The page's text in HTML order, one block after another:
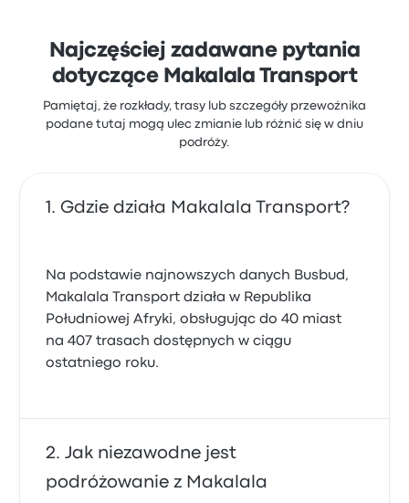
Najczęściej zadawane pytania
dotyczące Makalala Transport
Pamiętaj, że rozkłady, trasy lub szczegóły przewoźnika
podane tutaj mogą ulec zmianie lub różnić się w dniu
podróży.
Gdzie działa Makalala Transport?
Na podstawie najnowszych danych Busbud,
Makalala Transport działa w Republika
Południowej Afryki, obsługując do 40 miast
na 407 trasach dostępnych w ciągu
ostatniego roku.
Jak niezawodne jest
podróżowanie z Makalala